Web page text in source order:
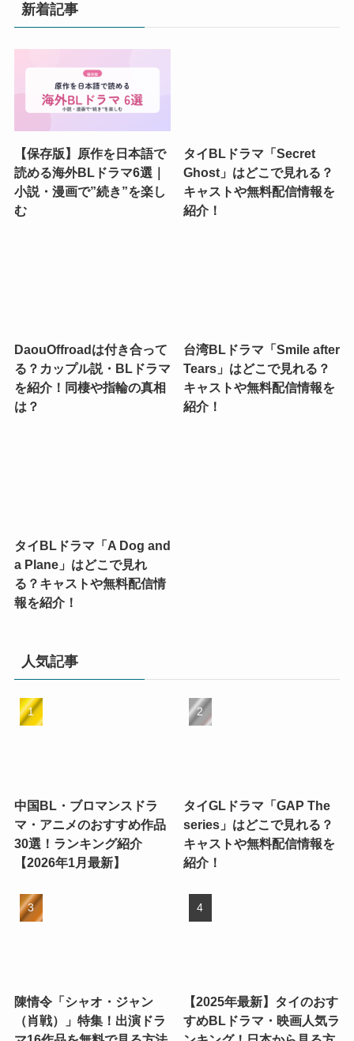
新着記事
【保存版】原作を日本語で
読める海外BLドラマ6選｜
小説・漫画で”続き”を楽し
む
タイBLドラマ「Secret
Ghost」はどこで見れる？
キャストや無料配信情報を
紹介！
DaouOffroadは付き合って
る？カップル説・BLドラマ
を紹介！同棲や指輪の真相
は？
台湾BLドラマ「Smile after
Tears」はどこで見れる？
キャストや無料配信情報を
紹介！
タイBLドラマ「A Dog and
a Plane」はどこで見れ
る？キャストや無料配信情
報を紹介！
人気記事
中国BL・ブロマンスドラ
マ・アニメのおすすめ作品
30選！ランキング紹介
【2026年1月最新】
タイGLドラマ「GAP The
series」はどこで見れる？
キャストや無料配信情報を
紹介！
陳情令「シャオ・ジャン
（肖戦）」特集！出演ドラ
【2025年最新】タイのおす
すめBLドラマ・映画人気ラ